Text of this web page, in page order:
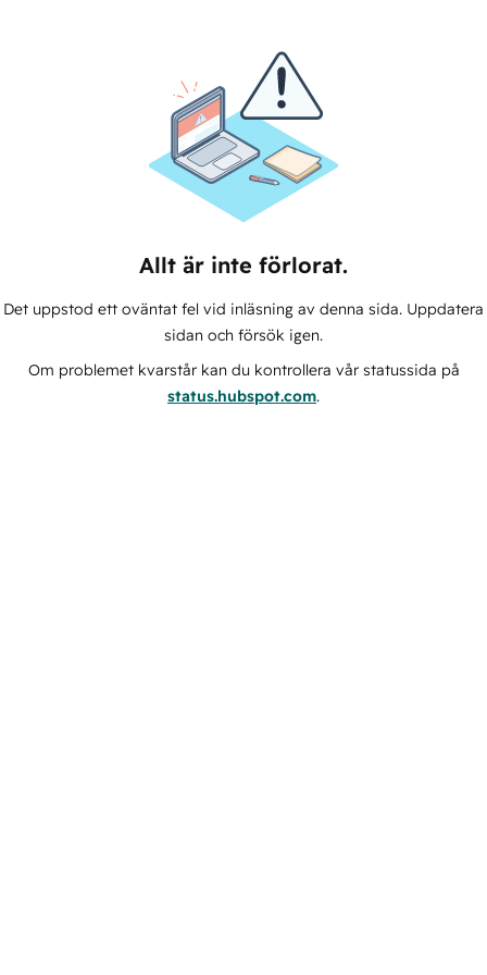
Allt är inte förlorat.
Det uppstod ett oväntat fel vid inläsning av denna sida. Uppdatera
sidan och försök igen.
Om problemet kvarstår kan du kontrollera vår statussida på
status.hubspot.com.